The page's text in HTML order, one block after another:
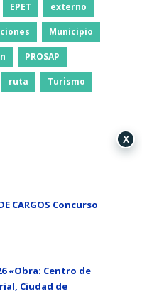
EPET externo
Municipio
PROSAP
ruta Turismo
CARGOS Concurso
«Obra: Centro de
Ciudad de
X